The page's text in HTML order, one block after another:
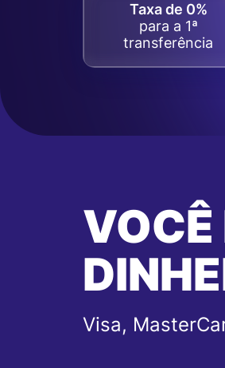
Taxa de 0%
para a 1ª
transferência
VOCÊ
Visa,